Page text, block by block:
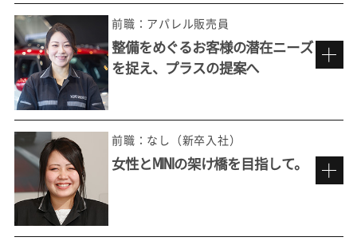
昔から車好きで、特に欧州車ディーラーで働
きたくて選んだ仕事ですが、実は当初、一般
に「フロント」と呼ばれる業務がディーラー
にあることを知りませんでした。漠然と販売
職のイメージを持って応募したものの、面接
で詳しく話を聞いて、お客様の修理・点検の
依頼に対応し、テクニシャン（整備士）との
充実した研修のもと、初めての接客へ
前職：アパレル販売員
整備をめぐるお客様の潜在ニーズ
を捉え、プラスの提案へ
前職での販売員としての経験を活かして
前職：なし（新卒入社）
女性とMINIの架け橋を目指して。